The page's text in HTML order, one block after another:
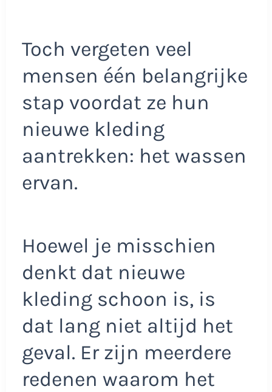
Toch vergeten veel
mensen één belangrijke
stap voordat ze hun
nieuwe kleding
aantrekken: het wassen
ervan.
Hoewel je misschien
denkt dat nieuwe
kleding schoon is, is
dat lang niet altijd het
geval. Er zijn meerdere
redenen waarom het